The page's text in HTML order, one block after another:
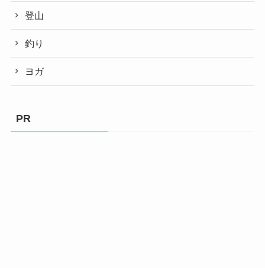
登山
釣り
ヨガ
PR